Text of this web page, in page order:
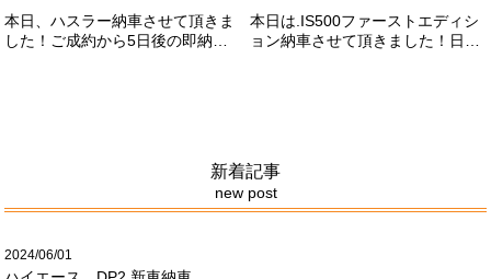
本日、ハスラー納車させて頂きま
した！ご成約から5日後の即納車
本日は.IS500ファーストエディシ
ョン納車させて頂きました！日本
絡ください！
新着記事
new post
2024/06/01